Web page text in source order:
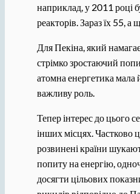
наприклад, у 2011 році
реакторів. Зараз їх 55, а
Для Пекіна, який
стрімко зростаючий
атомна енергетика мала
важливу роль.
Тепер інтерес до цього
інших місцях. Частково
розвинені країни
попиту на енергію,
досягти цільових